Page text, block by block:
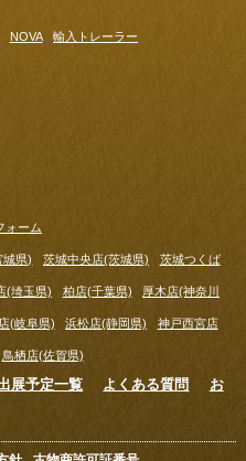
NOVA 輸入トレーラー
ォーム
城県) 茨城中央店(茨城県) 茨城つくば
(埼玉県) 柏店(千葉県) 厚木店(神奈川
(岐阜県) 浜松店(静岡県) 神戸西宮店
鳥栖店(佐賀県)
展予定一覧 よくある質問
お